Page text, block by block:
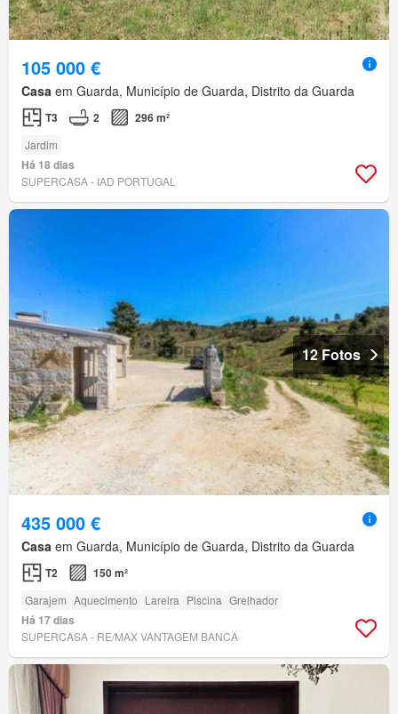
105 000 €
Casa em Guarda, Município de Guarda, Distrito da Guarda
T3 2 296 m²
Jardim
Há 18 dias
SUPERCASA - IAD PORTUGAL
12 Fotos
435 000 €
Casa em Guarda, Município de Guarda, Distrito da Guarda
T2 150 m²
Garajem Aquecimento Lareira Piscina Grelhador
Há 17 dias
SUPERCASA - RE/MAX VANTAGEM BANCA